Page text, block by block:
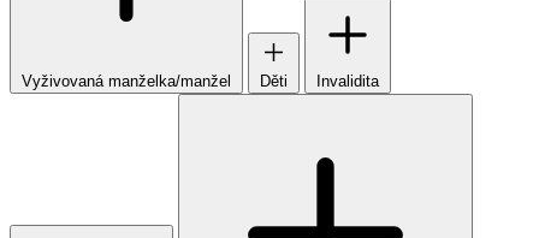
Vyživovaná manželka/manžel Děti Invalidita